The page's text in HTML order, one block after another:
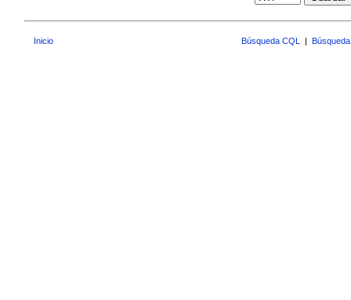
Inicio Búsqueda CQL